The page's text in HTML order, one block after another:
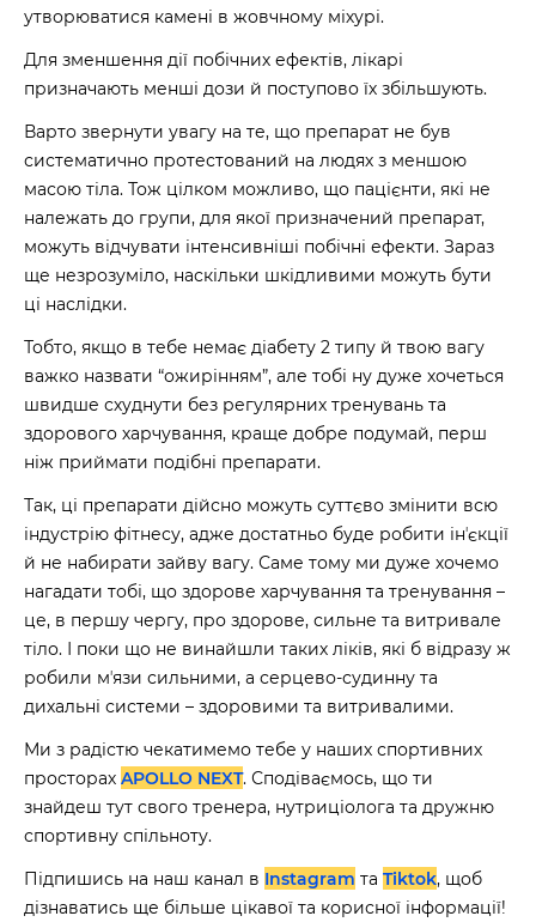
утворюватися камені в жовчному міхурі.
Для зменшення дії побічних ефектів, лікарі
призначають менші дози й поступово їх збільшують.
Варто звернути увагу на те, що препарат не був
систематично протестований на людях з меншою
масою тіла. Тож цілком можливо, що пацієнти, які не
належать до групи, для якої призначений препарат,
можуть відчувати інтенсивніші побічні ефекти. Зараз
ще незрозуміло, наскільки шкідливими можуть бути
ці наслідки.
Тобто, якщо в тебе немає діабету 2 типу й твою вагу
важко назвати “ожирінням”, але тобі ну дуже хочеться
швидше схуднути без регулярних тренувань та
здорового харчування, краще добре подумай, перш
ніж приймати подібні препарати.
Так, ці препарати дійсно можуть суттєво змінити всю
індустрію фітнесу, адже достатньо буде робити інʼєкції
й не набирати зайву вагу. Саме тому ми дуже хочемо
нагадати тобі, що здорове харчування та тренування –
це, в першу чергу, про здорове, сильне та витривале
тіло. І поки що не винайшли таких ліків, які б відразу ж
робили мʼязи сильними, а серцево-судинну та
дихальні системи – здоровими та витривалими.
Ми з радістю чекатимемо тебе у наших спортивних
просторах APOLLO NEXT. Сподіваємось, що ти
знайдеш тут свого тренера, нутриціолога та дружню
спортивну спільноту.
Підпишись на наш канал в Instagram та Tiktok, щоб
дізнаватись ще більше цікавої та корисної інформації!